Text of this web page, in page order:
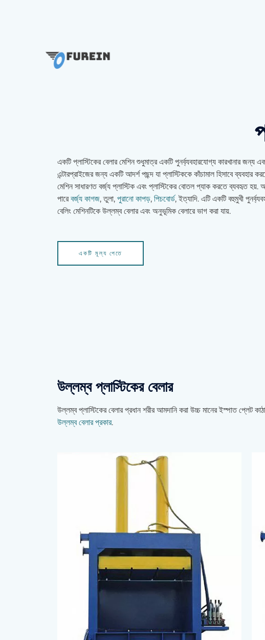
একটি প্লাস্টিকের বেলার মেশিন শুধুমাত্র একটি পুনর্ব্যবহারযোগ্য কারখানার জন্য
এন্টারপ্রাইজের জন্য একটি আদর্শ পছন্দ যা প্লাস্টিককে কাঁচামাল হিসাবে ব্যবহার
মেশিন সাধারণত বর্জ্য প্লাস্টিক এবং প্লাস্টিকের বোতল প্যাক করতে ব্যবহৃত হয়.
পারেবর্জ্য কাগজ, তুলা, পুরানো কাপড়, পিচবোর্ড, ইত্যাদি. এটি একটি বহুমুখী
বেলিং মেশিনটিকে উল্লম্ব বেলার এবং অনুভূমিক বেলারে ভাগ করা যায়.
একটি মূল্য পেতে
উল্লম্ব প্লাস্টিকের বেলার
উল্লম্ব প্লাস্টিকের বেলার প্রধান শরীর আমদানি করা উচ্চ মানের ইস্পাত প্লেট
উল্লম্ব বেলার প্রকার.